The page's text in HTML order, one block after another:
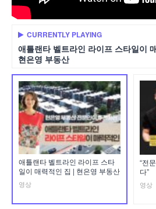
CURRENTLY PLAYING
애틀랜타 벨트라인 라이프 스타일이
현은영 부동산
애틀랜타 벨트라인 라이프 스타
일이 매력적인 집 | 현은영 부동산
영상
“전
다”
영상